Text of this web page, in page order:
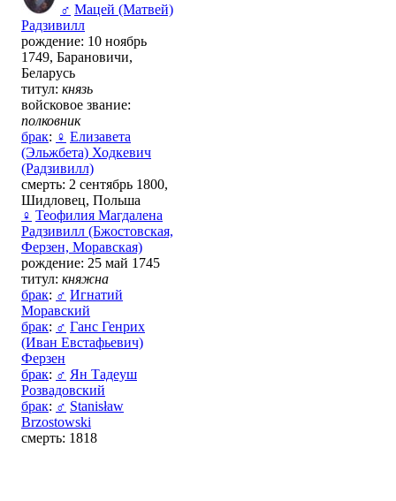
♂ Мацей (Матвей)
Радзивилл
рождение: 10 ноябрь
1749, Барановичи,
Беларусь
титул: князь
войсковое звание:
полковник
брак: ♀ Елизавета
(Эльжбета) Ходкевич
(Радзивилл)
смерть: 2 сентябрь 1800,
Шидловец, Польша
♀ Теофилия Магдалена
Радзивилл (Бжостовская,
Ферзен, Моравская)
рождение: 25 май 1745
титул: княжна
брак: ♂ Игнатий
Моравский
брак: ♂ Ганс Генрих
(Иван Евстафьевич)
Ферзен
брак: ♂ Ян Тадеуш
Розвадовский
брак: ♂ Stanisław
Brzostowski
смерть: 1818